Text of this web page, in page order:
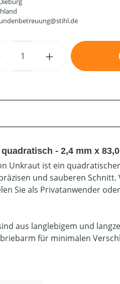
Anzahl: Gib
- 2,4 mm x
Unkraut ist ein quadratischer
und sauberen
Sie als Privatanwender
aus langlebigem und
für minimalen